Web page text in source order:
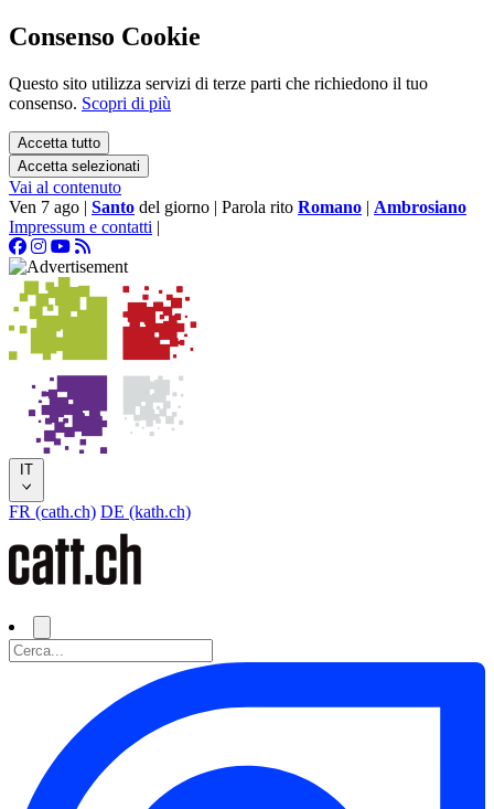
Consenso Cookie
Questo sito utilizza servizi di terze parti che richiedono il tuo
consenso. Scopri di più
Accetta tutto
Accetta selezionati
Vai al contenuto
Ven 7 ago | Santo del giorno | Parola rito Romano | Ambrosiano
Impressum e contatti |
IT
FR (cath.ch) DE (kath.ch)